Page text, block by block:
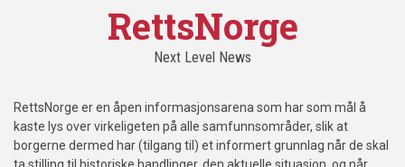
RettsNorge
Next Level News
RettsNorge er en åpen informasjonsarena som har som mål å
kaste lys over virkeligeten på alle samfunnsområder, slik at
borgerne dermed har (tilgang til) et informert grunnlag når de skal
ta stilling til historiske handlinger, den aktuelle situasjon, og når